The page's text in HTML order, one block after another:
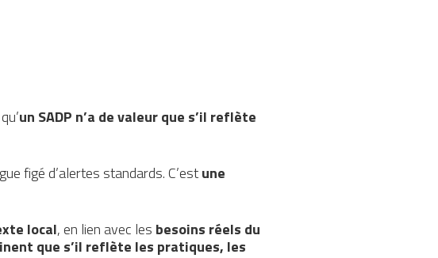
un SADP n’a de valeur que s’il reflète
figé d’alertes standards. C’estune
local, en lien avec les besoins réels du
que s’il reflète les pratiques, les